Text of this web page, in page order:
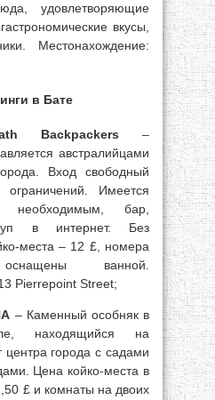
удовлетворяющие
вкусы,
Местонахождение:
в Бате
Backpackers –
австралийцами
Вход свободный
ограничений. Имеется
бар,
в интернет. Без
места – 12 £, номера
ванной.
Pierrepoint Street;
– Каменный особняк в
находящийся на
центра города с садами
Цена койко-места в
£ и комнаты на двоих